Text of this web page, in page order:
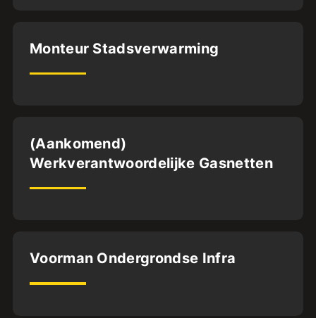
Houten
Monteur Stadsverwarming
Dordrecht
32 uur
(Aankomend)
Werkverantwoordelijke Gasnetten
Deventer
Voorman Ondergrondse Infra